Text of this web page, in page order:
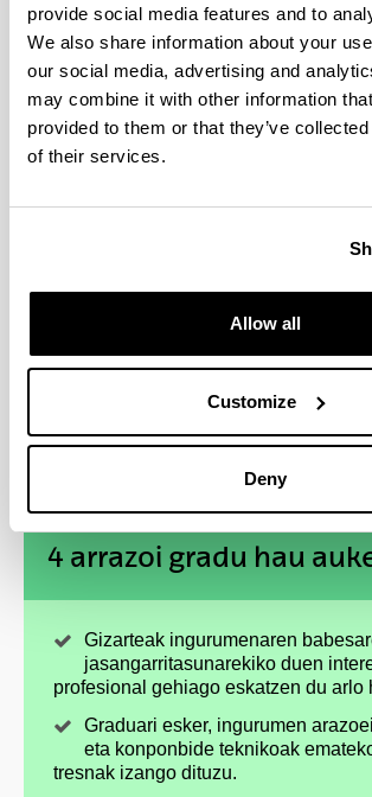
provide social media features and to
We also share information about your
our social media, advertising and
may combine it with other information
provided to them or that they’ve
of their services.
Allow all
Customize
Deny
4 arrazoi gradu hau
Gizarteak ingurumenaren
jasangarritasunarekiko duen
profesional gehiago eskatzen du arlo
Graduari esker, ingurumen
eta konponbide teknikoak
tresnak izango dituzu.